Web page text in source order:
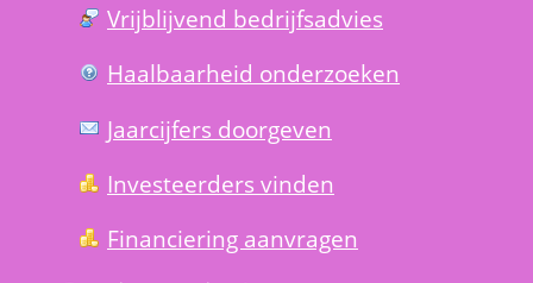
Vrijblijvend bedrijfs­advies
Haal­baar­heid onder­zoeken
Jaarcijfers doorgeven
Investeerders vinden
Financiering aanvragen